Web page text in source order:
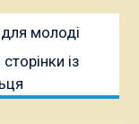
молоді
із